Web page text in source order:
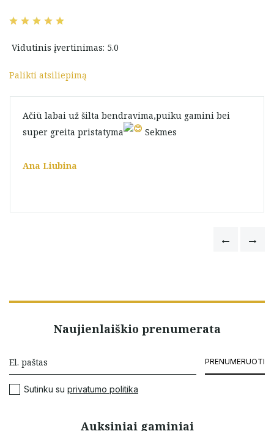
Vidutinis įvertinimas: 5.0
Palikti atsiliepimą
Ačiū labai už šilta bendravima,puiku gamini bei
super greita pristatyma
Sekmes
Ana Liubina
Auksiniai gaminiai
Naujienlaiškio prenumerata
PRENUMERUOTI
Sutinku su privatumo politika